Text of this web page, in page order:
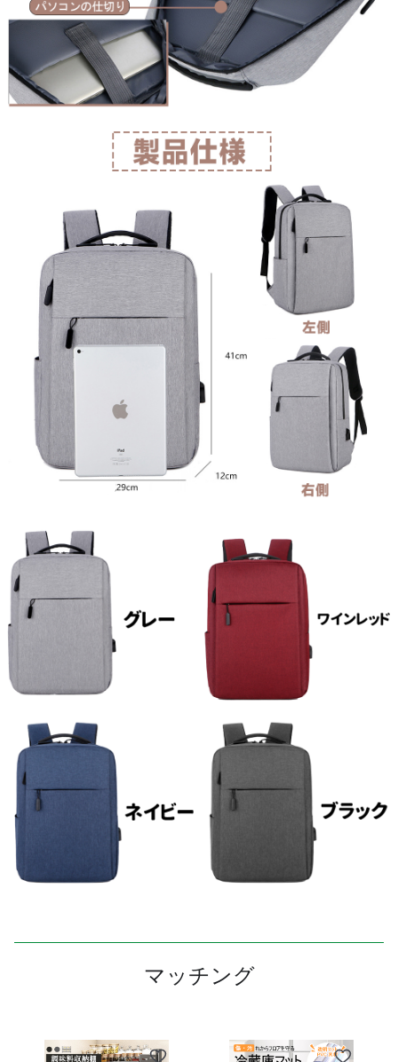
マッチング